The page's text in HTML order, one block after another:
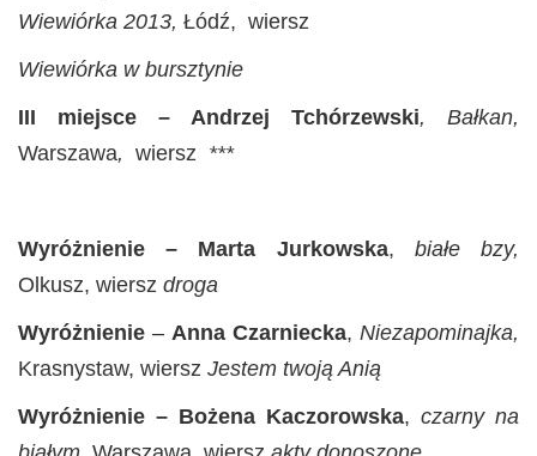
Wiewiórka 2013, Łódź, wiersz
Wiewiórka w bursztynie
III miejsce–Andrzej Tchórzewski, Bałkan,
Warszawa, wiersz ***
Wyróżnienie – Marta Jurkowska, białe bzy,
Olkusz, wiersz droga
Wyróżnienie – Anna Czarniecka, Niezapominajka,
Krasnystaw, wiersz Jestem twoją Anią
Wyróżnienie – Bożena Kaczorowska, czarny na